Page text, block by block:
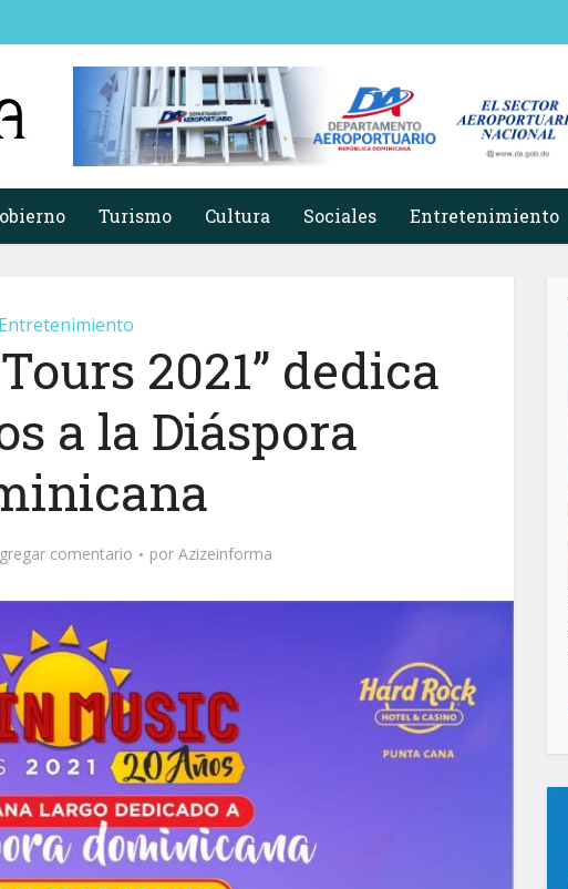
Turismo Cultura Sociales Entretenimiento
2021” dedica
a la Diáspora
comentario por Azizeinforma